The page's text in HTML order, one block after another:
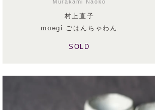
Murakami Naoko
村上直子
moegi ごはんちゃわん
SOLD